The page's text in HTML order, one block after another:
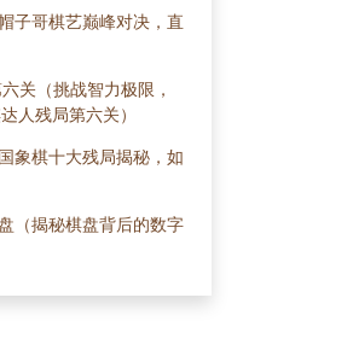
自山东的象棋省冠级好
霖扮演黑马角色，他以七
群雄。
子哥棋艺巅峰对决，直
关（挑战智力极限，
人残局第六关）
象棋十大残局揭秘，如
（揭秘棋盘背后的数字